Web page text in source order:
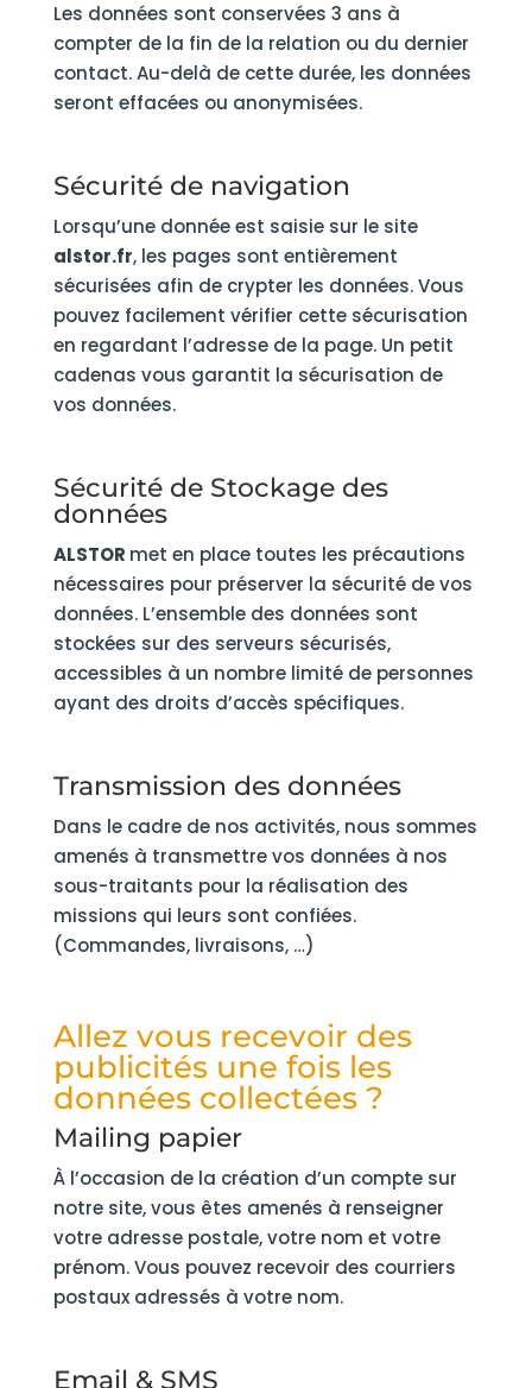
Les données sont conservées 3 ans à
compter de la fin de la relation ou du dernier
contact. Au-delà de cette durée, les données
seront effacées ou anonymisées.
Sécurité de navigation
Lorsqu’une donnée est saisie sur le site
alstor.fr, les pages sont entièrement
sécurisées afin de crypter les données. Vous
pouvez facilement vérifier cette sécurisation
en regardant l’adresse de la page. Un petit
cadenas vous garantit la sécurisation de
vos données.
Sécurité de Stockage des
données
ALSTOR met en place toutes les précautions
nécessaires pour préserver la sécurité de vos
données. L’ensemble des données sont
stockées sur des serveurs sécurisés,
accessibles à un nombre limité de personnes
ayant des droits d’accès spécifiques.
Transmission des données
Dans le cadre de nos activités, nous sommes
amenés à transmettre vos données à nos
sous-traitants pour la réalisation des
missions qui leurs sont confiées.
(Commandes, livraisons, …)
Allez vous recevoir des
publicités une fois les
données collectées ?
Mailing papier
À l’occasion de la création d’un compte sur
notre site, vous êtes amenés à renseigner
votre adresse postale, votre nom et votre
prénom. Vous pouvez recevoir des courriers
postaux adressés à votre nom.
Email & SMS